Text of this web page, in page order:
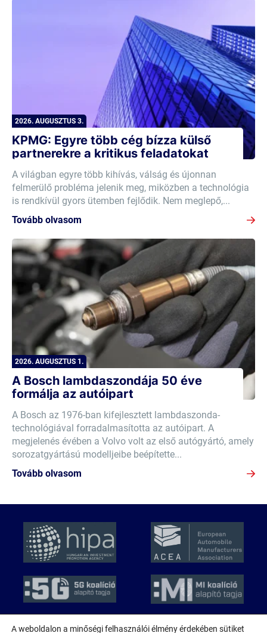
2026. AUGUSZTUS 3.
KPMG: Egyre több cég bízza külső
partnerekre a kritikus feladatokat
A világban egyre több kihívás, válság és újonnan
felmerülő probléma jelenik meg, miközben a technológia
is rendkívül gyors ütemben fejlődik. Nem meglepő,...
Tovább olvasom
2026. AUGUSZTUS 1.
A Bosch lambdaszondája 50 éve
formálja az autóipart
A Bosch az 1976-ban kifejlesztett lambdaszonda-
technológiával forradalmasította az autóipart. A
megjelenés évében a Volvo volt az első autógyártó, amely
sorozatgyártású modelljeibe beépítette...
Tovább olvasom
A weboldalon a minőségi felhasználói élmény érdekében sütiket